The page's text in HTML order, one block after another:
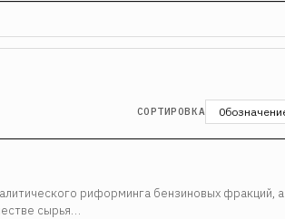
СОРТИРОВКА
риформинга бензиновых фракций, а
сырья…